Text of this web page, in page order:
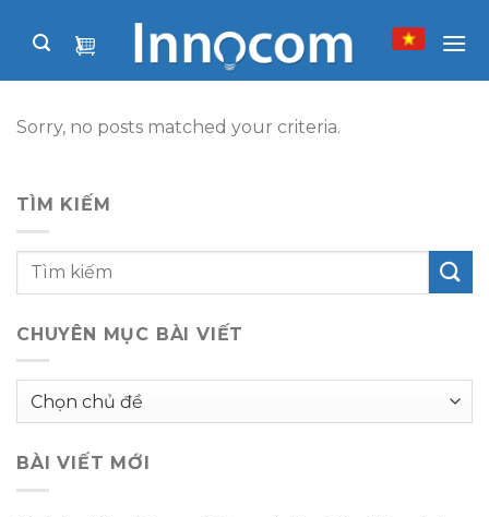
Sorry, no posts matched your criteria.
TÌM KIẾM
CHUYÊN MỤC BÀI VIẾT
Chuyên
viết
BÀI VIẾT MỚI